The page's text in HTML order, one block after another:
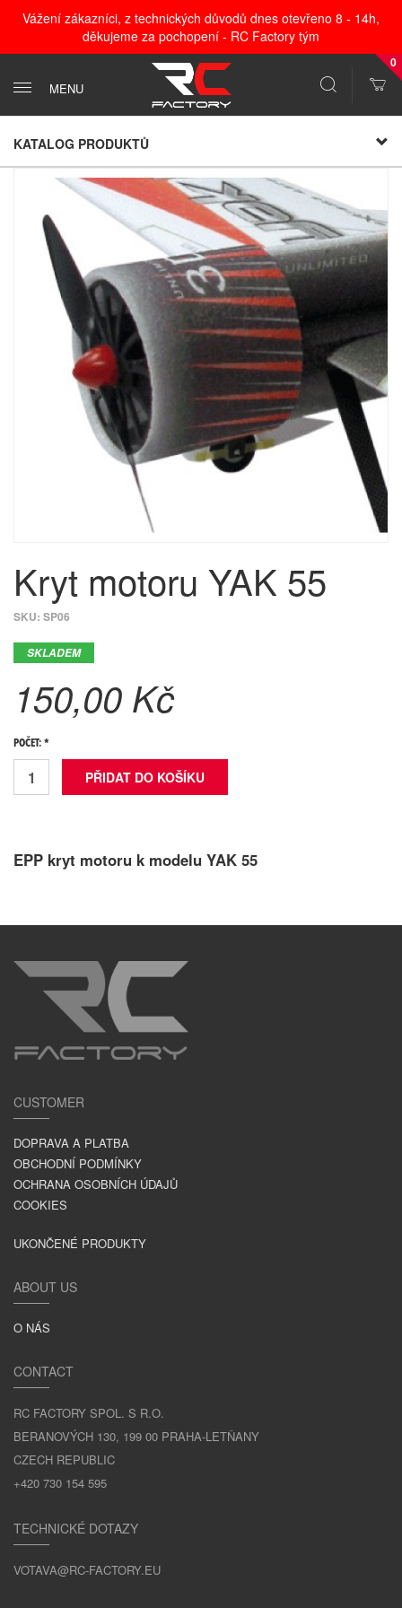
Vážení zákazníci, z technických důvodů dnes otevřeno 8 - 14h,
děkujeme za pochopení - RC Factory tým
MENU
0
KATALOG PRODUKTŮ
Kryt motoru YAK 55
SKU: SP06
SKLADEM
150,00 Kč
POČET: *
EPP kryt motoru k modelu YAK 55
CUSTOMER
DOPRAVA A PLATBA
OBCHODNÍ PODMÍNKY
OCHRANA OSOBNÍCH ÚDAJŮ
COOKIES
UKONČENÉ PRODUKTY
ABOUT US
O NÁS
CONTACT
RC FACTORY SPOL. S R.O.
BERANOVÝCH 130, 199 00 PRAHA-LETŇANY
CZECH REPUBLIC
+420 730 154 595
TECHNICKÉ DOTAZY
VOTAVA@RC-FACTORY.EU